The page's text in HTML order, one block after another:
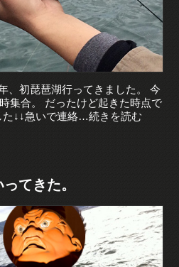
、初琵琶湖行ってきました。 今
集合。 だったけど起きた時点で
↓↓急いで連絡…続きを読む
てきた。